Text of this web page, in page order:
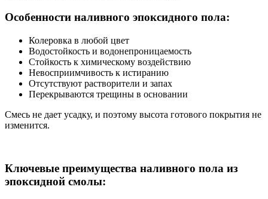
Особенности наливного эпоксидного пола:
Колеровка в любой цвет
Водостойкость и водонепроницаемость
Стойкость к химическому воздействию
Невосприимчивость к истиранию
Отсутствуют растворители и запах
Перекрываются трещины в основании
Смесь не дает усадку, и поэтому высота готового покрытия не
изменится.
Ключевые преимущества наливного пола из
эпоксидной смолы: